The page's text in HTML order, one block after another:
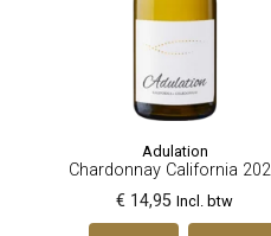
Adulation
Chardonnay California
€ 14,95 Incl. btw